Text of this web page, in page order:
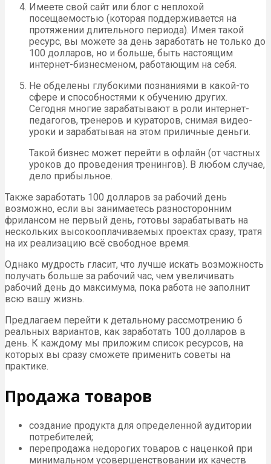
Имеете свой сайт или блог с неплохой
посещаемостью (которая поддерживается на
протяжении длительного периода). Имея такой
ресурс, вы можете за день заработать не только до
100 долларов, но и больше, быть настоящим
интернет-бизнесменом, работающим на себя.
Не обделены глубокими познаниями в какой-то
сфере и способностями к обучению других.
Сегодня многие зарабатывают в роли интернет-
педагогов, тренеров и кураторов, снимая видео-
уроки и зарабатывая на этом приличные деньги.
Такой бизнес может перейти в офлайн (от частных
уроков до проведения тренингов). В любом случае,
дело прибыльное.
Также заработать 100 долларов за рабочий день
возможно, если вы занимаетесь разносторонним
фрилансом не первый день, готовы зарабатывать на
нескольких высокооплачиваемых проектах сразу, тратя
на их реализацию всё свободное время.
Однако мудрость гласит, что лучше искать возможность
получать больше за рабочий час, чем увеличивать
рабочий день до максимума, пока работа не заполнит
всю вашу жизнь.
Предлагаем перейти к детальному рассмотрению 6
реальных вариантов, как заработать 100 долларов в
день. К каждому мы приложим список ресурсов, на
которых вы сразу сможете применить советы на
практике.
Продажа товаров
создание продукта для определенной аудитории
потребителей;
перепродажа недорогих товаров с наценкой при
минимальном усовершенствовании их качеств